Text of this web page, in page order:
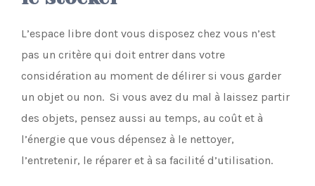
L’espace libre dont vous disposez chez vous n’est
pas un critère qui doit entrer dans votre
considération au moment de délirer si vous garder
un objet ou non. Si vous avez du mal à laissez partir
des objets, pensez aussi au temps, au coût et à
l’énergie que vous dépensez à le nettoyer,
l’entretenir, le réparer et à sa facilité d’utilisation.